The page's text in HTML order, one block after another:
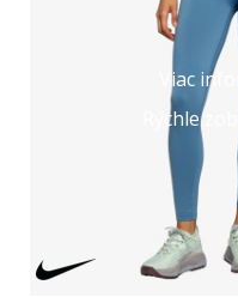
Viac
Rýchle